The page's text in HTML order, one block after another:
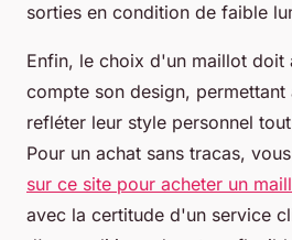
sorties en condition de faible
Enfin, le choix d'un maillot doit
compte son design,
refléter leur style personnel
Pour un achat sans tracas,
sur ce site pour acheter un
avec la certitude d'un service